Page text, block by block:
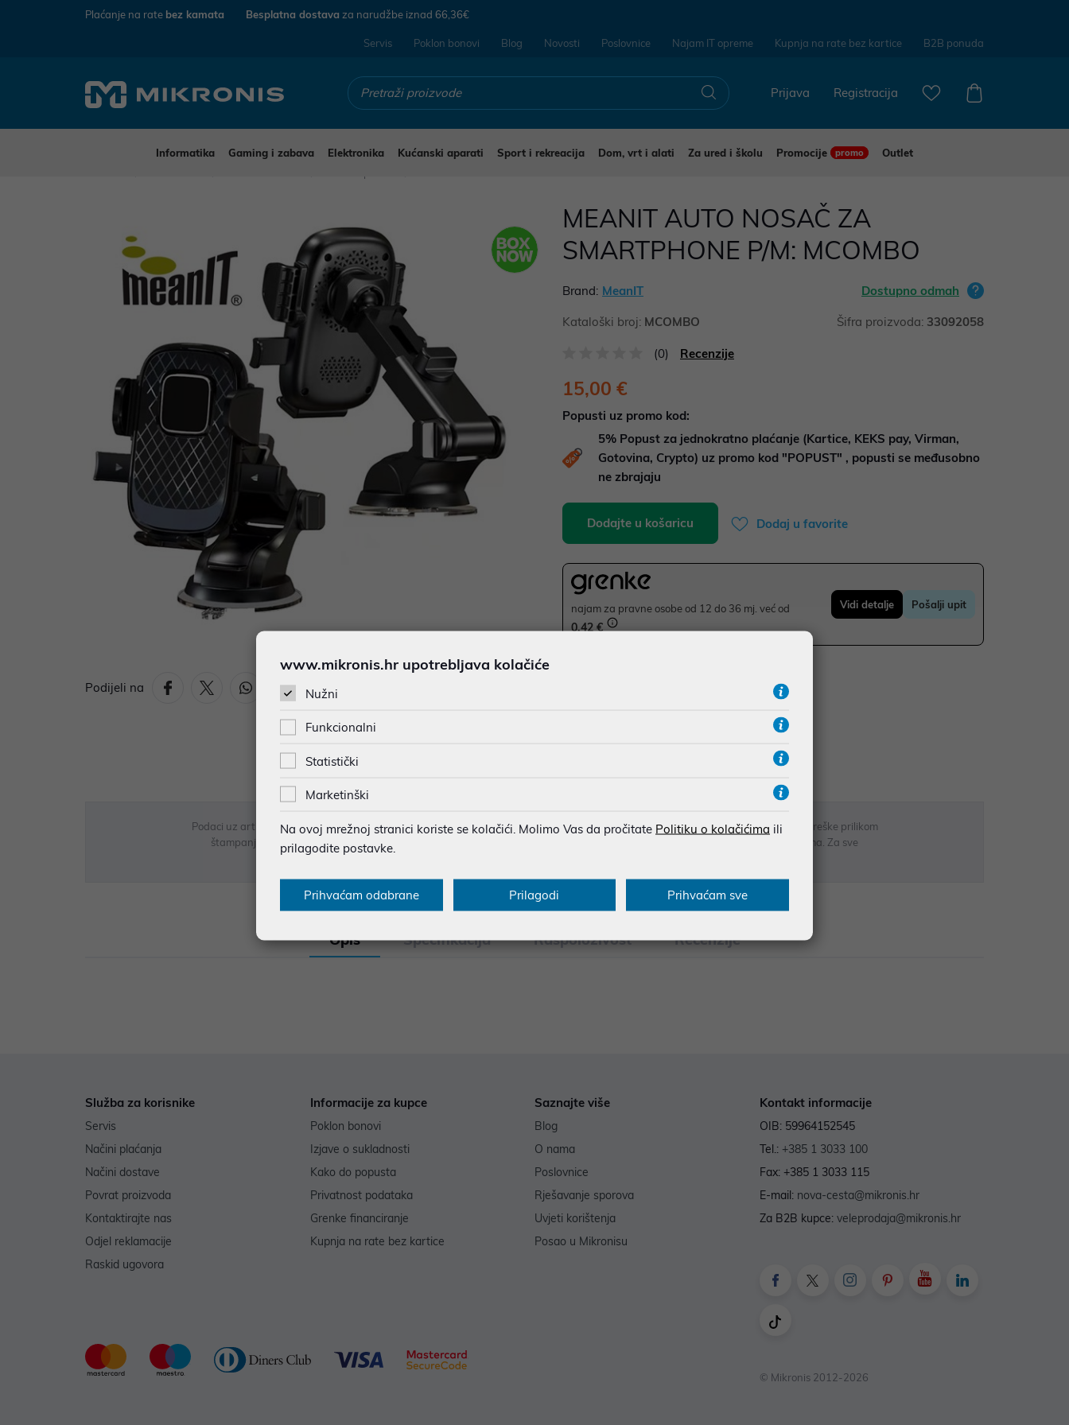
Plaćanje na rate bez kamata Besplatna dostava za narudžbe iznad 66,36€
Servis Poklon bonovi Blog Novosti Poslovnice Najam IT opreme Kupnja na rate bez kartice B2B ponuda
Registracija
Prijava
Informatika Gaming i zabava Elektronika Kućanski aparati Sport i rekreacija Dom, vrt i alati Za ured i školu Promocije promo
Outlet
Podijeli na
MEANIT AUTO NOSAČ ZA
SMARTPHONE P/M: MCOMBO
Brand: MeanIT Dostupno odmah
Kataloški broj: MCOMBO Šifra proizvoda: 33092058
(0) Recenzije
15,00 €
Popusti uz promo kod:
5% Popust za jednokratno plaćanje (Kartice, KEKS pay, Virman,
Gotovina, Crypto) uz promo kod "POPUST" , popusti se međusobno
ne zbrajaju
Dodajte u košaricu Dodaj u favorite
najam za pravne osobe od 12 do 36 mj. već od
0,42 €
Vidi detalje Pošalji upit
BESPLATNA DOSTAVA ZA NARUDŽBE IZNAD 66,36€
Podaci uz artikle su prezentirani u dobroj namjeri. Mikronis d.o.o. ne odgovara za eventualne pogreške nastale u opisu proizvoda, greške prilikom
štampanja te promjene u dostupnosti i cijene. Slike artikala su ilustrativne prirode te ne moraju u potpunosti odgovarati artiklima. Za sve
Opis Specifikacija Raspoloživost Recenzije
Služba za korisnike
Servis
Načini plaćanja
Načini dostave
Povrat proizvoda
Kontaktirajte nas
Odjel reklamacije
Raskid ugovora
Informacije za kupce
Poklon bonovi
Izjave o sukladnosti
Kako do popusta
Privatnost podataka
Grenke financiranje
Kupnja na rate bez kartice
Saznajte više
Blog
O nama
Poslovnice
Rješavanje sporova
Uvjeti korištenja
Posao u Mikronisu
Kontakt informacije
OIB: 59964152545
Tel.: +385 1 3033 100
Fax: +385 1 3033 115
E-mail: nova-cesta@mikronis.hr
Za B2B kupce: veleprodaja@mikronis.hr
© Mikronis 2012-2026
www.mikronis.hr upotrebljava kolačiće
Nužni
Funkcionalni
Statistički
Marketinški
Na ovoj mrežnoj stranici koriste se kolačići. Molimo Vas da pročitate Politiku o kolačićima ili
prilagodite postavke.
Prihvaćam odabrane Prilagodi Prihvaćam sve